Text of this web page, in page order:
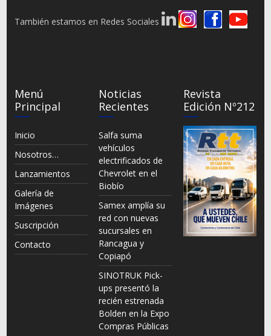
También estamos en Redes Sociales
Menú
Principal
Inicio
Nosotros…
Lanzamientos
Galería de
Imágenes
Suscripción
Contacto
Noticias
Recientes
Salfa suma
vehículos
electrificados de
Chevrolet en el
Biobío
Samex amplía su
red con nuevas
sucursales en
Rancagua y
Copiapó
SINOTRUK Pick-
ups presentó la
recién estrenada
Bolden en la Expo
Compras Públicas
Revista
Edición Nº212